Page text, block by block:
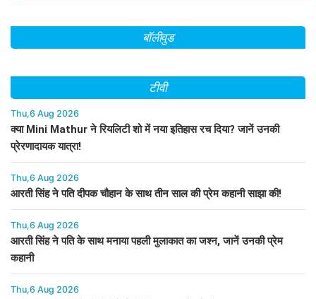
बॉलीवुड
टीवी
Thu,6 Aug 2026
क्या Mini Mathur ने रियलिटी शो में नया इतिहास रच दिया? जानें उनकी
प्रेरणादायक यात्रा!
Thu,6 Aug 2026
आरती सिंह ने पति दीपक चौहान के साथ तीन साल की प्रेम कहानी साझा की!
Thu,6 Aug 2026
आरती सिंह ने पति के साथ मनाया पहली मुलाकात का जश्न, जानें उनकी प्रेम
कहानी
Thu,6 Aug 2026